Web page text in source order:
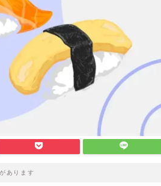
あります